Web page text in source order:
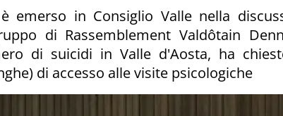
emerso in Consiglio Valle nella
di Rassemblement Valdôtain
di suicidi in Valle d'Aosta, ha
di accesso alle visite psicologiche